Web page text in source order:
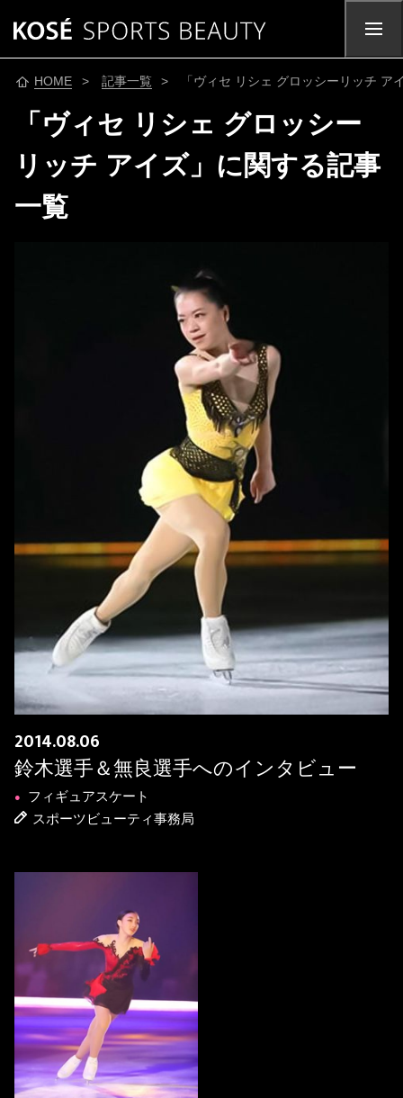
HOME > 記事一覧 > 「ヴィセ リシェ グロッシーリッチ ア
「ヴィセ リシェ グロッシー
リッチ アイズ」に関する記事
一覧
2014.08.06
鈴木選手＆無良選手へのインタビュー
●
フィギュアスケート
スポーツビューティ事務局